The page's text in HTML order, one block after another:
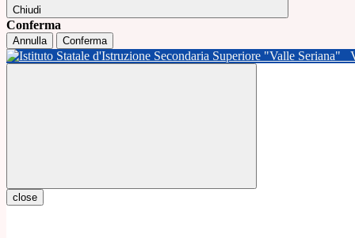
Chiudi
Conferma
Annulla Conferma
close